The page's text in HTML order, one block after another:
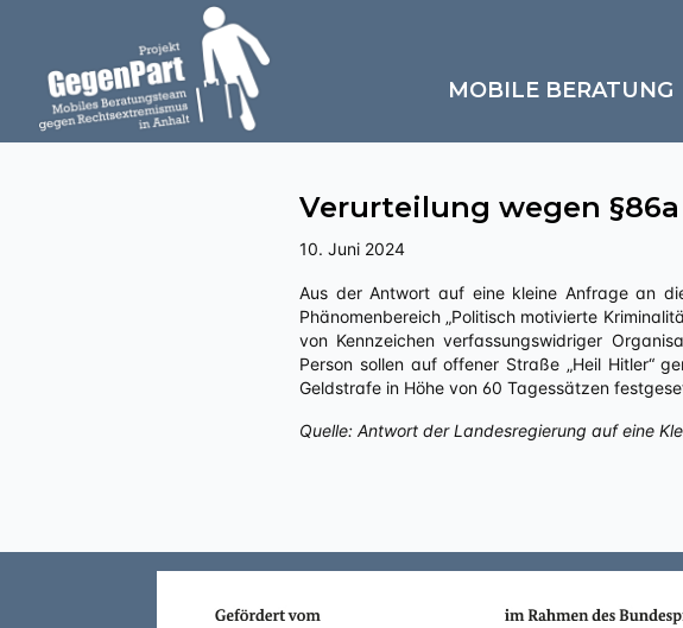
MOBILE BERATUNG
Verurteilung wegen §86a
10. Juni 2024
Aus der Antwort auf eine kleine Anfrage an die Landesregierung Sachsen-Anhalts zu Juristische Folgen von Straftaten im
Phänomenbereich „Politisch motivierte
von Kennzeichen verfassungswidriger
Person sollen auf offener Straße „Heil Hitler“
Geldstrafe in Höhe von 60 Tagessätzen
Quelle: Antwort der Landesregierung auf eine